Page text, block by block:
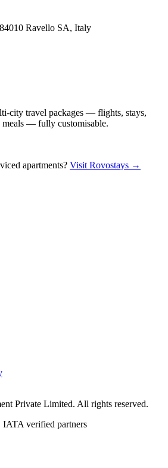
Ravello SA, Italy
city travel packages — flights, stays,
meals — fully customisable.
apartments? Visit Rovostays →
Private Limited. All rights reserved.
IATA verified partners